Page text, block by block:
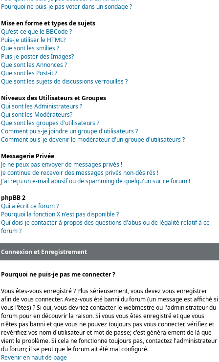
Pourquoi ne puis-je pas voter dans un sondage ?
Mise en forme et types de sujets
Qu'est-ce que le BBCode ?
Puis-je utiliser le HTML?
Que sont les smilies ?
Puis-je poster des Images?
Que sont les Annonces ?
Que sont les Post-it ?
Que sont les sujets de discussions verrouillés ?
Niveaux des Utilisateurs et Groupes
Qui sont les Administrateurs ?
Qui sont les Modérateurs?
Que sont les groupes d'utilisateurs ?
Comment puis-je joindre un groupe d'utilisateurs ?
Comment puis-je devenir le modérateur d'un groupe d'utilisateurs ?
Messagerie Privée
Je ne peux pas envoyer de messages privés !
Je continue de recevoir des messages privés non-désirés !
J'ai reçu un e-mail abusif ou de spamming de quelqu'un sur ce forum !
phpBB 2
Qui a écrit ce forum ?
Pourquoi la fonction X n'est pas disponible ?
Qui dois-je contacter à propos des questions d'abus ou de légalité relatif à ce
forum ?
Connexion et Enregistrement
Pourquoi ne puis-je pas me connecter ?
Vous êtes-vous enregistré ? Plus sérieusement, vous devez vous enregistrer
afin de vous connecter. Avez-vous été banni du forum (un message est affiché si
vous l'êtes) ? Si oui, vous devriez contacter le webmestre ou l'administrateur du
forum pour en découvrir la raison. Si vous vous êtes enregistré et que vous
n'êtes pas banni et que vous ne pouvez toujours pas vous connecter, vérifiez et
revérifiez vos nom d'utilisateur et mot de passe; c'est généralement de là que
vient le problème. Si cela ne fonctionne toujours pas, contactez l'administrateur
du forum; il se peut que le forum ait été mal configuré.
Revenir en haut de page